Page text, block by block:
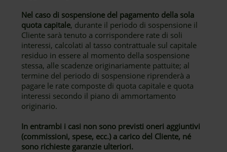
Nel caso di sospensione del pagamento della sola
quota capitale, durante il periodo di sospensione il
Cliente sarà tenuto a corrispondere rate di soli
interessi, calcolati al tasso contrattuale sul capitale
residuo in essere al momento della sospensione
stessa, alle scadenze originariamente pattuite; al
termine del periodo di sospensione riprenderà a
pagare le rate composte di quota capitale e quota
interessi secondo il piano di ammortamento
originario.
In entrambi i casi non sono previsti oneri aggiuntivi
(commissioni, spese, ecc.) a carico del Cliente, né
sono richieste garanzie ulteriori.